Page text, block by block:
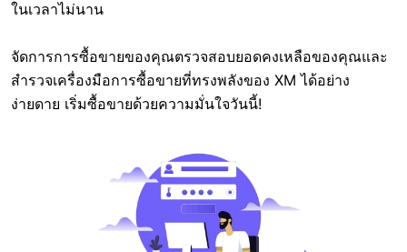
ในเวลาไม่นาน
จัดการการซื้อขายของคุณตรวจสอบยอดคงเหลือของคุณและ
สำรวจเครื่องมือการซื้อขายที่ทรงพลังของ XM ได้อย่าง
ง่ายดาย เริ่มซื้อขายด้วยความมั่นใจวันนี้!